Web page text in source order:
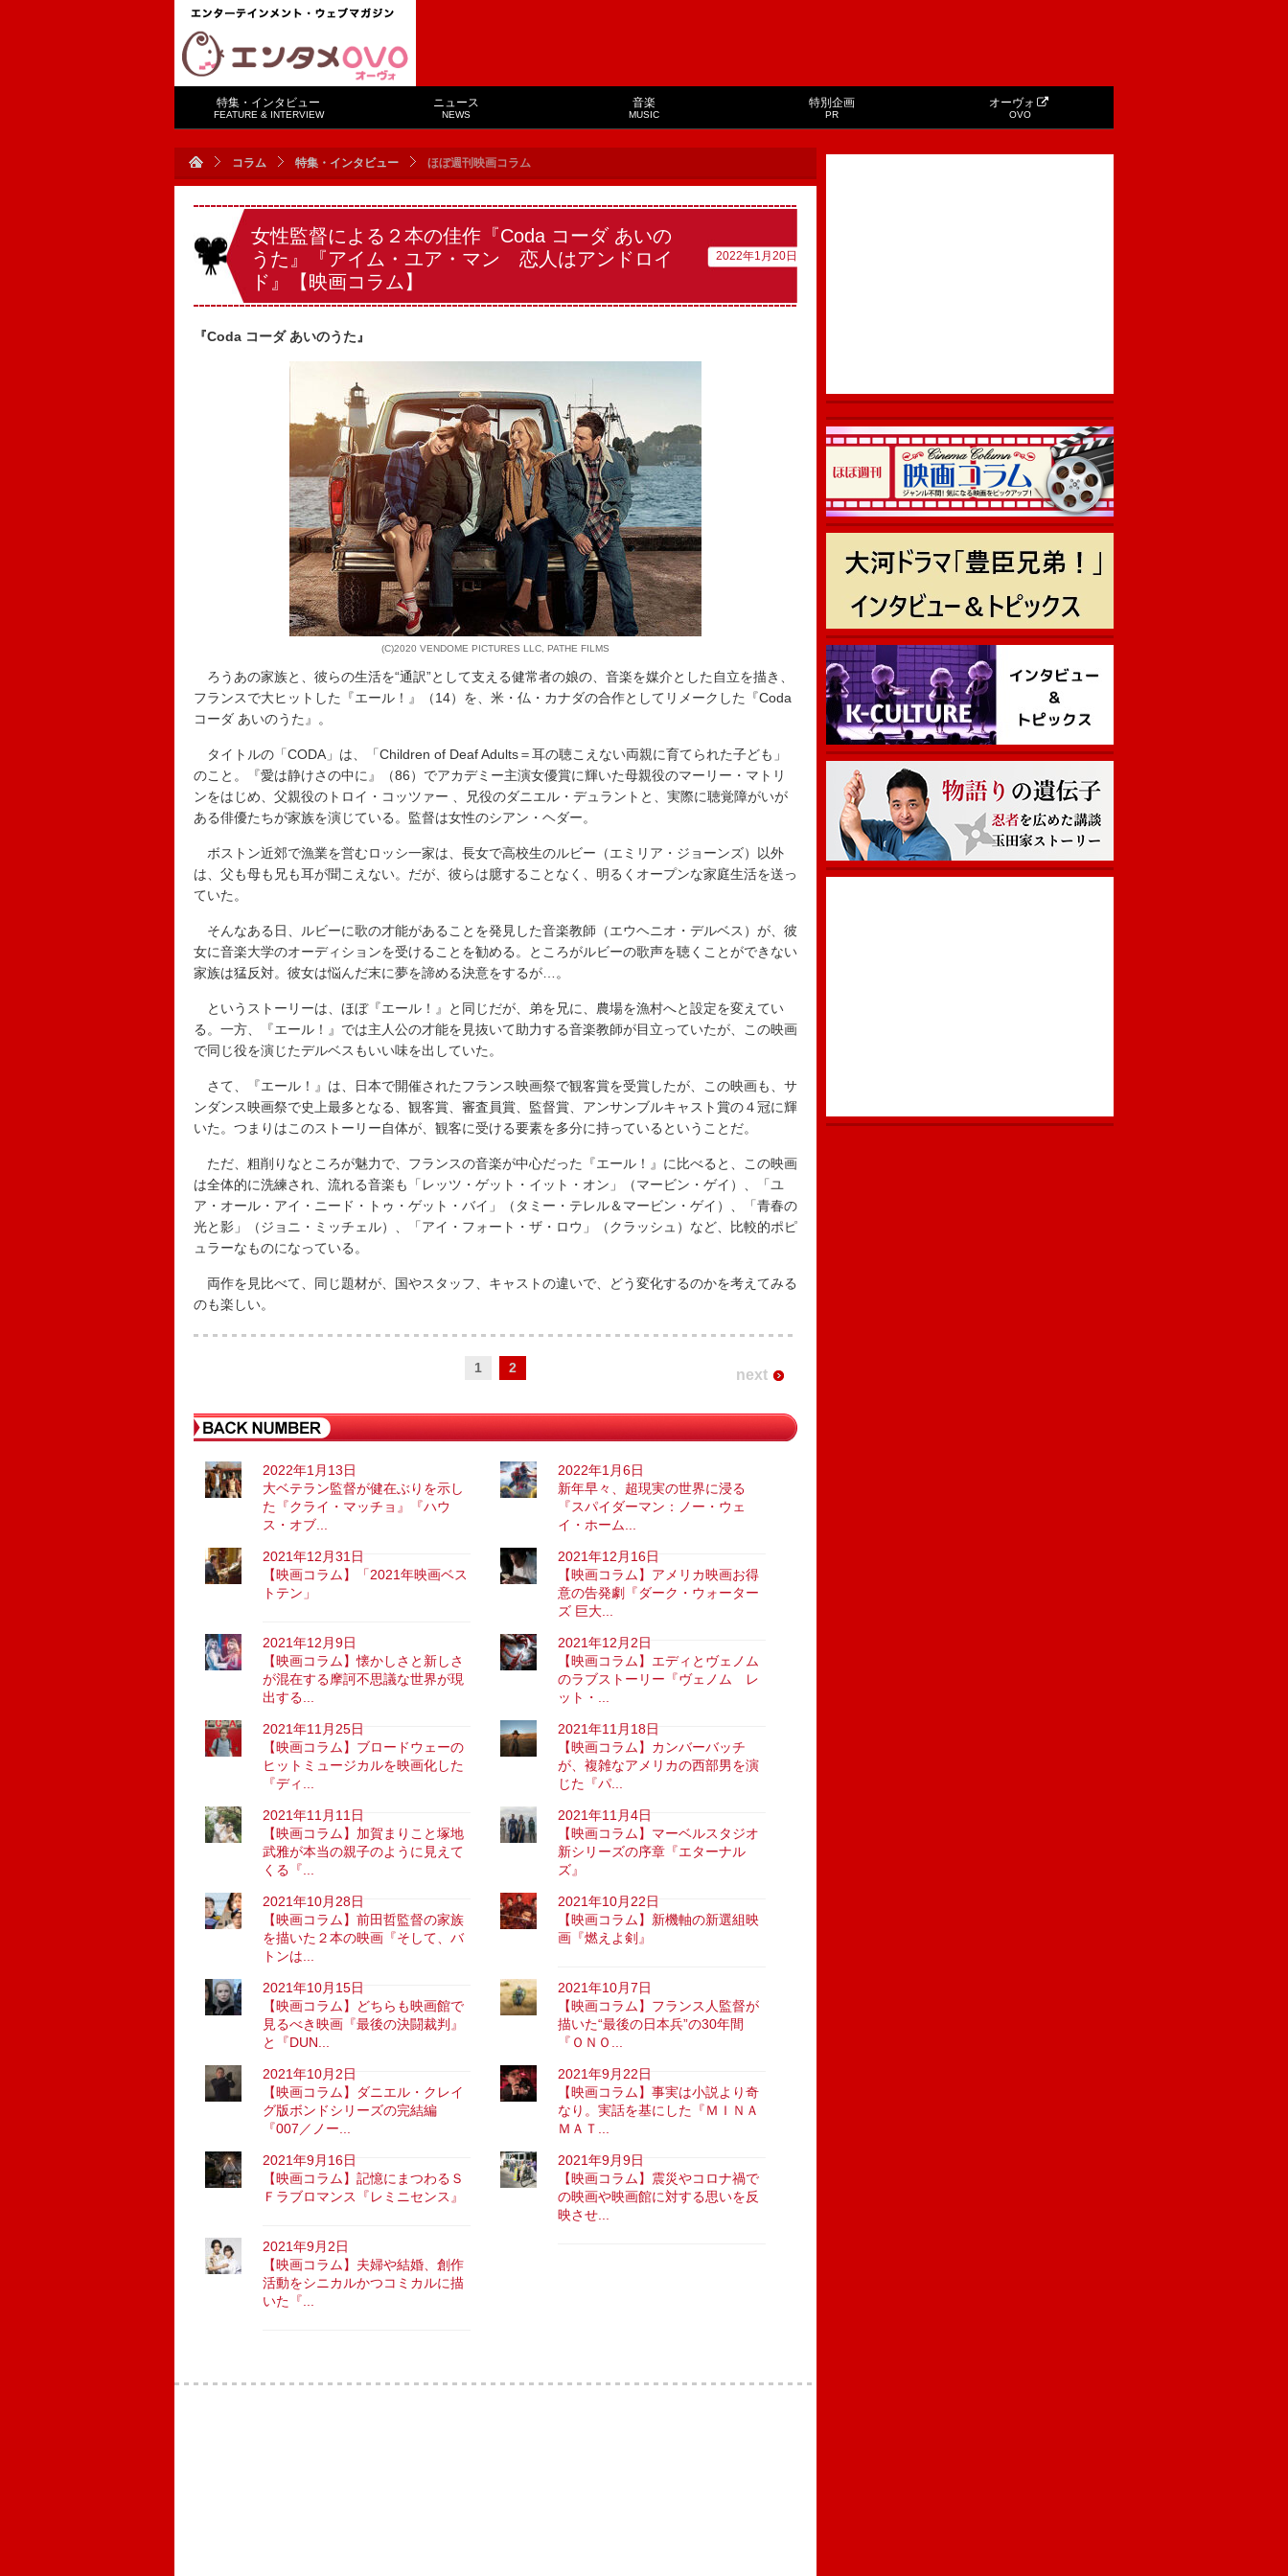
特集・インタビュー
FEATURE & INTERVIEW
ニュース
NEWS
音楽
MUSIC
特別企画
PR
オーヴォ
OVO
コラム 特集・インタビュー ほぼ週刊映画コラム
女性監督による２本の佳作『Coda コーダ あいの
うた』『アイム・ユア・マン 恋人はアンドロイ
ド』【映画コラム】
2022年1月20日
『Coda コーダ あいのうた』
(C)2020 VENDOME PICTURES LLC, PATHE FILMS
ろうあの家族と、彼らの生活を“通訳”として支える健常者の娘の、音楽を媒介とした自立を描き、
フランスで大ヒットした『エール！』（14）を、米・仏・カナダの合作としてリメークした『Coda
コーダ あいのうた』。
タイトルの「CODA」は、「Children of Deaf Adults＝耳の聴こえない両親に育てられた⼦ども」
のこと。『愛は静けさの中に』（86）でアカデミー主演女優賞に輝いた母親役のマーリー・マトリ
ンをはじめ、父親役のトロイ・コッツァー 、兄役のダニエル・デュラントと、実際に聴覚障がいが
ある俳優たちが家族を演じている。監督は女性のシアン・ヘダー。
ボストン近郊で漁業を営むロッシ一家は、長女で高校生のルビー（エミリア・ジョーンズ）以外
は、父も母も兄も耳が聞こえない。だが、彼らは臆することなく、明るくオープンな家庭生活を送っ
ていた。
そんなある日、ルビーに歌の才能があることを発見した音楽教師（エウヘニオ・デルベス）が、彼
女に音楽大学のオーディションを受けることを勧める。ところがルビーの歌声を聴くことができない
家族は猛反対。彼女は悩んだ末に夢を諦める決意をするが…。
というストーリーは、ほぼ『エール！』と同じだが、弟を兄に、農場を漁村へと設定を変えてい
る。一方、『エール！』では主人公の才能を見抜いて助力する音楽教師が目立っていたが、この映画
で同じ役を演じたデルベスもいい味を出していた。
さて、『エール！』は、日本で開催されたフランス映画祭で観客賞を受賞したが、この映画も、サ
ンダンス映画祭で史上最多となる、観客賞、審査員賞、監督賞、アンサンブルキャスト賞の４冠に輝
いた。つまりはこのストーリー自体が、観客に受ける要素を多分に持っているということだ。
ただ、粗削りなところが魅力で、フランスの音楽が中心だった『エール！』に比べると、この映画
は全体的に洗練され、流れる音楽も「レッツ・ゲット・イット・オン」（マービン・ゲイ）、「ユ
ア・オール・アイ・ニード・トゥ・ゲット・バイ」（タミー・テレル＆マービン・ゲイ）、「青春の
光と影」（ジョニ・ミッチェル）、「アイ・フォート・ザ・ロウ」（クラッシュ）など、比較的ポピ
ュラーなものになっている。
両作を見比べて、同じ題材が、国やスタッフ、キャストの違いで、どう変化するのかを考えてみる
のも楽しい。
1 2 next
2022年1月13日
大ベテラン監督が健在ぶりを示し
た『クライ・マッチョ』『ハウ
ス・オブ...
2022年1月6日
新年早々、超現実の世界に浸る
『スパイダーマン：ノー・ウェ
イ・ホーム...
2021年12月31日
【映画コラム】「2021年映画ベス
トテン」
2021年12月16日
【映画コラム】アメリカ映画お得
意の告発劇『ダーク・ウォーター
ズ 巨大...
2021年12月9日
【映画コラム】懐かしさと新しさ
が混在する摩訶不思議な世界が現
出する...
2021年12月2日
【映画コラム】エディとヴェノム
のラブストーリー『ヴェノム レ
ット・...
2021年11月25日
【映画コラム】ブロードウェーの
ヒットミュージカルを映画化した
『ディ...
2021年11月18日
【映画コラム】カンバーバッチ
が、複雑なアメリカの西部男を演
じた『パ...
2021年11月11日
【映画コラム】加賀まりこと塚地
武雅が本当の親子のように見えて
くる『...
2021年11月4日
【映画コラム】マーベルスタジオ
新シリーズの序章『エターナル
ズ』
2021年10月28日
【映画コラム】前田哲監督の家族
を描いた２本の映画『そして、バ
トンは...
2021年10月22日
【映画コラム】新機軸の新選組映
画『燃えよ剣』
2021年10月15日
【映画コラム】どちらも映画館で
見るべき映画『最後の決闘裁判』
と『DUN...
2021年10月7日
【映画コラム】フランス人監督が
描いた“最後の日本兵”の30年間
『ＯＮＯ...
2021年10月2日
【映画コラム】ダニエル・クレイ
グ版ボンドシリーズの完結編
『007／ノー...
2021年9月22日
【映画コラム】事実は小説より奇
なり。実話を基にした『ＭＩＮＡ
ＭＡＴ...
2021年9月16日
【映画コラム】記憶にまつわるＳ
Ｆラブロマンス『レミニセンス』
2021年9月9日
【映画コラム】震災やコロナ禍で
の映画や映画館に対する思いを反
映させ...
2021年9月2日
【映画コラム】夫婦や結婚、創作
活動をシニカルかつコミカルに描
いた『...